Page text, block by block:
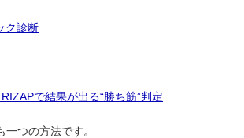
ク診断
で結果が出る“勝ち筋”判定
つの方法です。